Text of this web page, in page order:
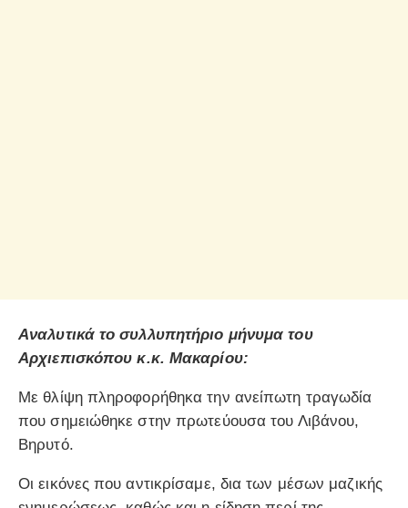
Αναλυτικά το συλλυπητήριο μήνυμα του
Αρχιεπισκόπου κ.κ. Μακαρίου:
Με θλίψη πληροφορήθηκα την ανείπωτη τραγωδία
που σημειώθηκε στην πρωτεύουσα του Λιβάνου,
Βηρυτό.
Οι εικόνες που αντικρίσαμε, δια των μέσων μαζικής